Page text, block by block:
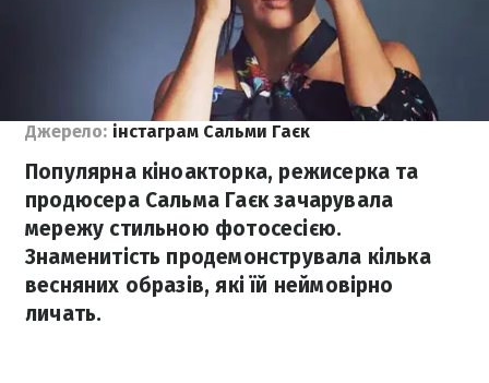
Джерело: інстаграм Сальми Гаєк
Популярна кіноакторка, режисерка та
продюсера Сальма Гаєк зачарувала
мережу стильною фотосесією.
Знаменитість продемонструвала кілька
весняних образів, які їй неймовірно
личать.